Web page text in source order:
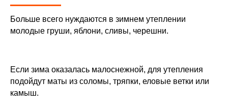
Больше всего нуждаются в зимнем утеплении
молодые груши, яблони, сливы, черешни.
Если зима оказалась малоснежной, для утепления
подойдут маты из соломы, тряпки, еловые ветки или
камыш.